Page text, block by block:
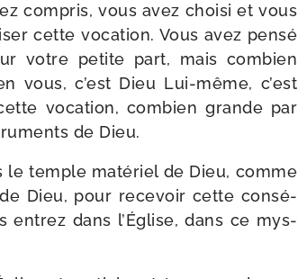
com­pris, vous avez choi­si et vous
cette voca­tion. Vous avez pen­sé
votre petite part, mais com­bien
vous, c’est Dieu Lui-​même, c’est
voca­tion, com­bien grande par
de Dieu.
le temple maté­riel de Dieu, comme
Dieu, pour rece­voir cette consé­
entrez dans l’Église, dans ce mys­